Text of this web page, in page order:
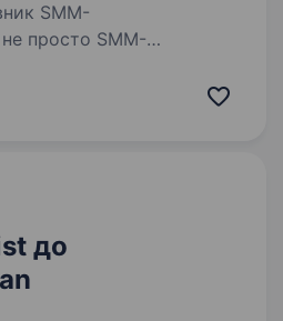
SMM-
просто SMM-
постів чи переглядів,
до